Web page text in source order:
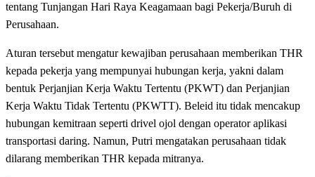
tentang Tunjangan Hari Raya Keagamaan bagi Pekerja/Buruh di
Perusahaan.
Aturan tersebut mengatur kewajiban perusahaan memberikan THR
kepada pekerja yang mempunyai hubungan kerja, yakni dalam
bentuk Perjanjian Kerja Waktu Tertentu (PKWT) dan Perjanjian
Kerja Waktu Tidak Tertentu (PKWTT). Beleid itu tidak mencakup
hubungan kemitraan seperti drivel ojol dengan operator aplikasi
transportasi daring. Namun, Putri mengatakan perusahaan tidak
dilarang memberikan THR kepada mitranya.